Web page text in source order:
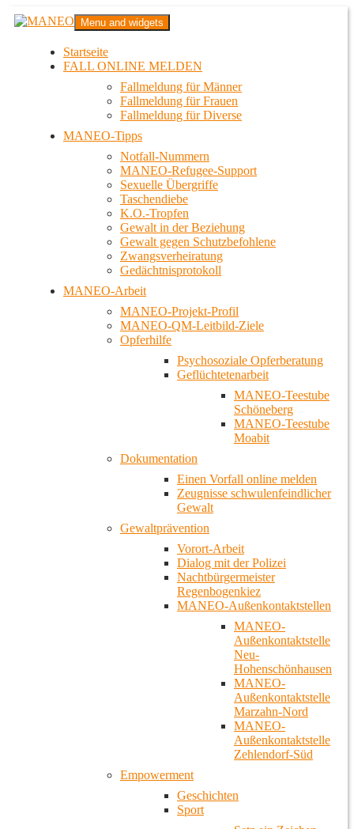
Zum
InhaltMANEO
Das schwule Anti-Gewalt-Projekt in Berlin
Menu and widgets
Startseite
FALL ONLINE MELDEN
Fallmeldung für Männer
Fallmeldung für Frauen
Fallmeldung für Diverse
MANEO-Tipps
Notfall-Nummern
MANEO-Refugee-Support
Sexuelle Übergriffe
Taschendiebe
K.O.-Tropfen
Gewalt in der Beziehung
Gewalt gegen Schutzbefohlene
Zwangsverheiratung
Gedächtnisprotokoll
MANEO-Arbeit
MANEO-Projekt-Profil
MANEO-QM-Leitbild-Ziele
Opferhilfe
Psychosoziale Opferberatung
Geflüchtetenarbeit
MANEO-Teestube
Schöneberg
MANEO-Teestube
Moabit
Dokumentation
Einen Vorfall online melden
Zeugnisse schwulenfeindlicher
Gewalt
Gewaltprävention
Vorort-Arbeit
Dialog mit der Polizei
Nachtbürgermeister
Regenbogenkiez
MANEO-Außenkontaktstellen
MANEO-
Außenkontaktstelle
Neu-
Hohenschönhausen
MANEO-
Außenkontaktstelle
Marzahn-Nord
MANEO-
Außenkontaktstelle
Zehlendorf-Süd
Empowerment
Geschichten
Sport